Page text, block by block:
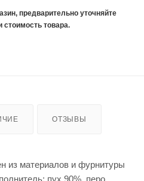
предварительно уточняйте
стоимость товара.
ОТЗЫВЫ
из материалов и фурнитуры
пух 90%, перо